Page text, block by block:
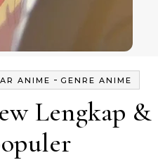
ANIME - GENRE ANIME
Lengkap &